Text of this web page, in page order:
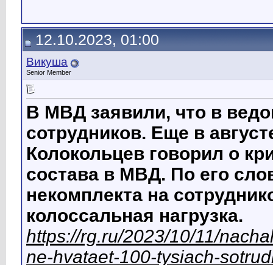
12.10.2023, 01:00
Викуша
Senior Member
В МВД заявили, что в
сотрудников. Еще в
Колокольцев говорил о
состава в МВД. По его
некомплекта на
колоссальная нагрузка.
https://rg.ru/2023/10/11/
ne-hvataet-100-tysiach-